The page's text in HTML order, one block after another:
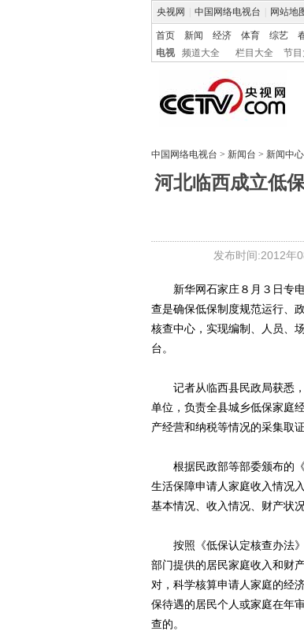
央视网 中国网络电视台 网站地
首页 新闻 经济 体育 综艺
电视
频道大全 栏目大全 节目
中国网络电视台 > 新闻台 > 新闻中心
河北临西成立低
发布时间:2012年
新华网石家庄８月３日专电
查是确保低保制度规范运行、
核查中心，实现编制、人员、
台。
记者从临西县民政局获悉，
单位，负责全县城乡低保家庭
产经营和纳税等情况的采集取
根据民政部等部委颁布的《
生活保障申请人家庭收入情况
基本情况、收入情况、财产状
按照《低保认定核查办法》
部门提供的居民家庭收入和财
对，科学核算申请人家庭的经
保待遇的居民个人或家庭在年
查的。